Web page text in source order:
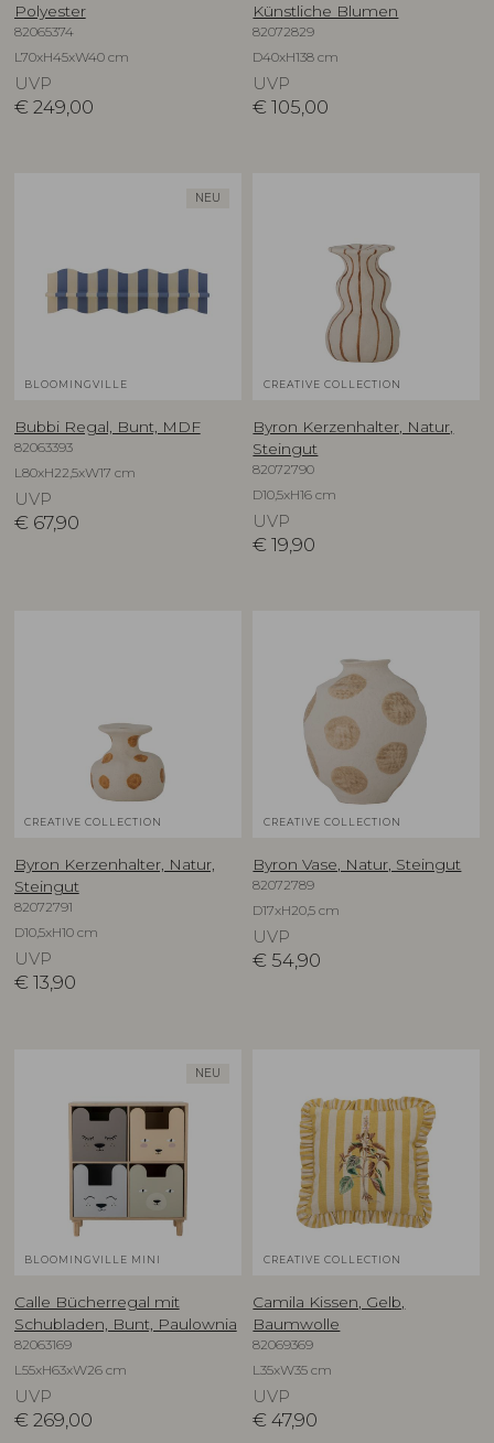
Polyester
82065374
L70xH45xW40 cm
UVP
€ 249,00
Künstliche Blumen
82072829
D40xH138 cm
UVP
€ 105,00
NEU
BLOOMINGVILLE
Bubbi Regal, Bunt, MDF
82063393
L80xH22,5xW17 cm
UVP
€ 67,90
CREATIVE COLLECTION
Byron Kerzenhalter, Natur,
Steingut
82072790
D10,5xH16 cm
UVP
€ 19,90
CREATIVE COLLECTION
Byron Kerzenhalter, Natur,
Steingut
82072791
D10,5xH10 cm
UVP
€ 13,90
CREATIVE COLLECTION
Byron Vase, Natur, Steingut
82072789
D17xH20,5 cm
UVP
€ 54,90
NEU
BLOOMINGVILLE MINI
Calle Bücherregal mit
Schubladen, Bunt, Paulownia
82063169
L55xH63xW26 cm
UVP
€ 269,00
CREATIVE COLLECTION
Camila Kissen, Gelb,
Baumwolle
82069369
L35xW35 cm
UVP
€ 47,90